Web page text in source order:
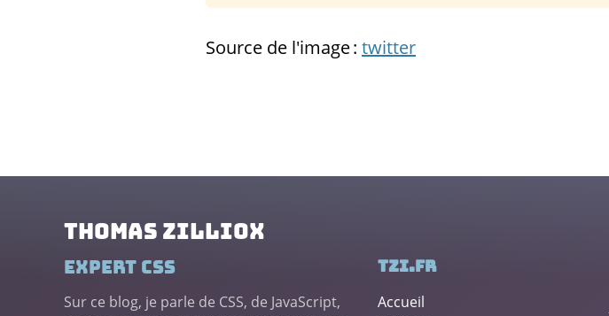
Source de l'image : twitter
Thomas ZILLIOX
Expert CSS
Sur ce blog, je parle de CSS, de JavaScript,
tzi.fr
Accueil